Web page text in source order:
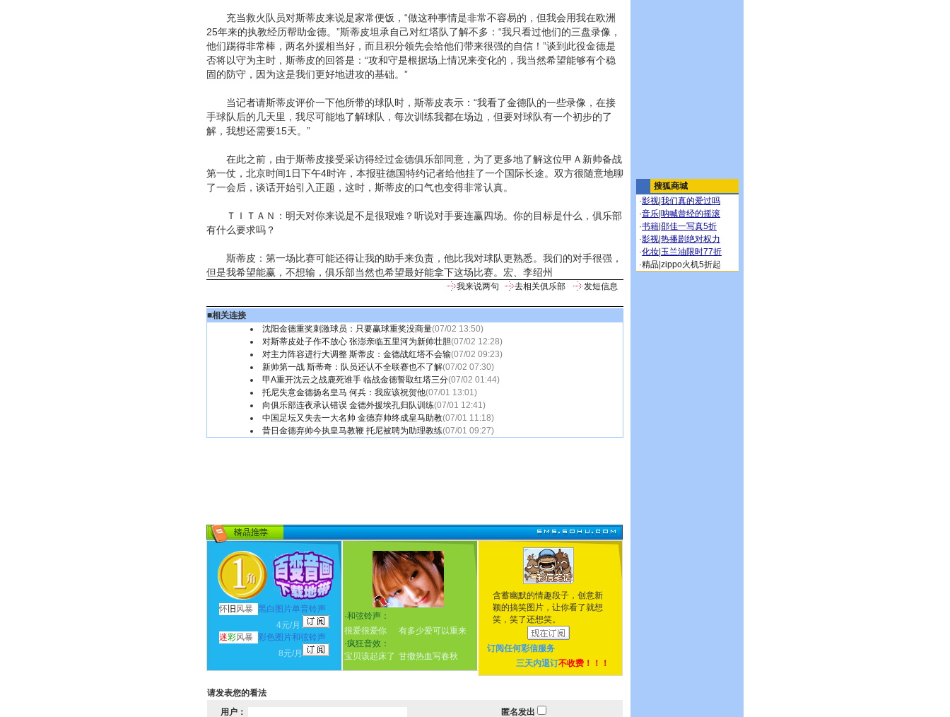
充当救火队员对斯蒂皮来说是家常便饭，“做这种事情是非常不容易的，但我会用我在欧洲
25年来的执教经历帮助金德。”斯蒂皮坦承自己对红塔队了解不多：“我只看过他们的三盘录像，
他们踢得非常棒，两名外援相当好，而且积分领先会给他们带来很强的自信！”谈到此役金德是
否将以守为主时，斯蒂皮的回答是：“攻和守是根据场上情况来变化的，我当然希望能够有个稳
固的防守，因为这是我们更好地进攻的基础。”
当记者请斯蒂皮评价一下他所带的球队时，斯蒂皮表示：“我看了金德队的一些录像，在接
手球队后的几天里，我尽可能地了解球队，每次训练我都在场边，但要对球队有一个初步的了
解，我想还需要15天。”
在此之前，由于斯蒂皮接受采访得经过金德俱乐部同意，为了更多地了解这位甲Ａ新帅备战
第一仗，北京时间1日下午4时许，本报驻德国特约记者给他挂了一个国际长途。双方很随意地聊
了一会后，谈话开始引入正题，这时，斯蒂皮的口气也变得非常认真。
ＴＩＴＡＮ：明天对你来说是不是很艰难？听说对手要连赢四场。你的目标是什么，俱乐部
有什么要求吗？
斯蒂皮：第一场比赛可能还得让我的助手来负责，他比我对球队更熟悉。我们的对手很强，
但是我希望能赢，不想输，俱乐部当然也希望最好能拿下这场比赛。宏、李绍州
我来说两句 去相关俱乐部 发短信息
■相关连接
沈阳金德重奖刺激球员：只要赢球重奖没商量(07/02 13:50)
对斯蒂皮处子作不放心 张澎亲临五里河为新帅壮胆(07/02 12:28)
对主力阵容进行大调整 斯蒂皮：金德战红塔不会输(07/02 09:23)
新帅第一战 斯蒂奇：队员还认不全联赛也不了解(07/02 07:30)
甲A重开沈云之战鹿死谁手 临战金德誓取红塔三分(07/02 01:44)
托尼失意金德扬名皇马 何兵：我应该祝贺他(07/01 13:01)
向俱乐部连夜承认错误 金德外援埃孔归队训练(07/01 12:41)
中国足坛又失去一大名帅 金德弃帅终成皇马助教(07/01 11:18)
昔日金德弃帅今执皇马教鞭 托尼被聘为助理教练(07/01 09:27)
怀 旧 风暴
黑白图片单音铃声
4元/月
迷彩风暴 彩色图片和弦铃声
8元/月
·和弦铃声：
很爱很爱你
有多少爱可以重来
·疯狂音效：
宝贝该起床了 甘撒热血写春秋
含蓄幽默的情趣段子，创意新
颖的搞笑图片，让你看了就想
笑，笑了还想笑。
订阅任何彩信服务
三天内退订不收费！！！
请发表您的看法
用户：
匿名发出
搜狐商城
·影视 我们真的爱过吗
·音乐 呐喊曾经的摇滚
·书籍 邵佳一写真5折
·影视 热播剧绝对权力
·化妆 玉兰油限时77折
·精品 zippo火机5折起